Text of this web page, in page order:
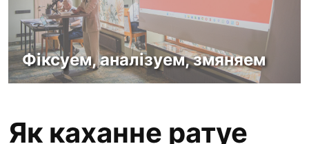
Фіксуем, аналізуем, змяняем
Як каханне ратуе